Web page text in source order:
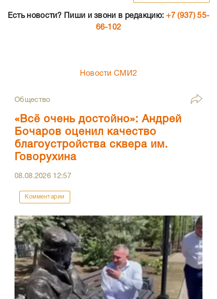
Есть новости? Пиши и звони в редакцию: +7 (937) 55-
66-102
Новости СМИ2
Общество
«Всё очень достойно»: Андрей
Бочаров оценил качество
благоустройства сквера им.
Говорухина
08.08.2026 12:57
Комментарии